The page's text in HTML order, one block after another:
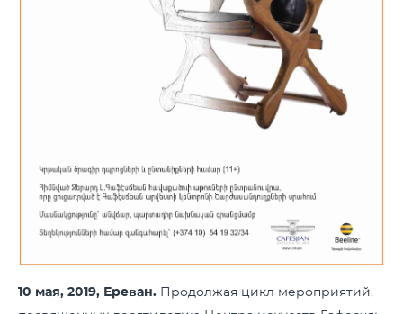
10 мая, 2019, Ереван. Продолжая цикл мероприятий,